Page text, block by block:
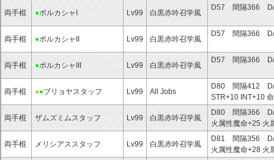
両手棍 ●ボルカシャI Lv99 白黒赤吟召学風
D57 間隔366
両手棍 ●ボルカシャII Lv99 白黒赤吟召学風
D57 間隔366
両手棍 ●ボルカシャIII Lv99 白黒赤吟召学風
D57 間隔366
両手棍 ●●ブリョヤスタッフ Lv99 All Jobs
D80 間隔412
STR+10 INT+10
両手棍 ザムズミムスタッフ Lv99 白黒赤吟召学風
D80 間隔366
火属性魔命+25 火
両手棍 メリシアススタッフ Lv99 白黒赤吟召学風
D81 間隔356
火属性魔命+28 火